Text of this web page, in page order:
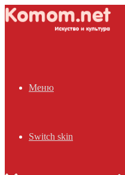
Меню
Switch skin